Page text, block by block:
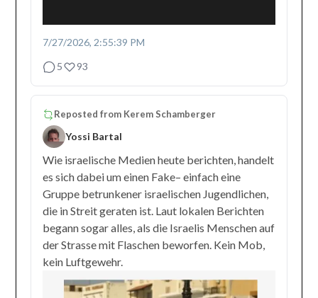
7/27/2026, 2:55:39 PM
5
93
Reposted from Kerem Schamberger
Yossi Bartal
Wie israelische Medien heute berichten, handelt
es sich dabei um einen Fake– einfach eine
Gruppe betrunkener israelischen Jugendlichen,
die in Streit geraten ist. Laut lokalen Berichten
begann sogar alles, als die Israelis Menschen auf
der Strasse mit Flaschen beworfen. Kein Mob,
kein Luftgewehr.